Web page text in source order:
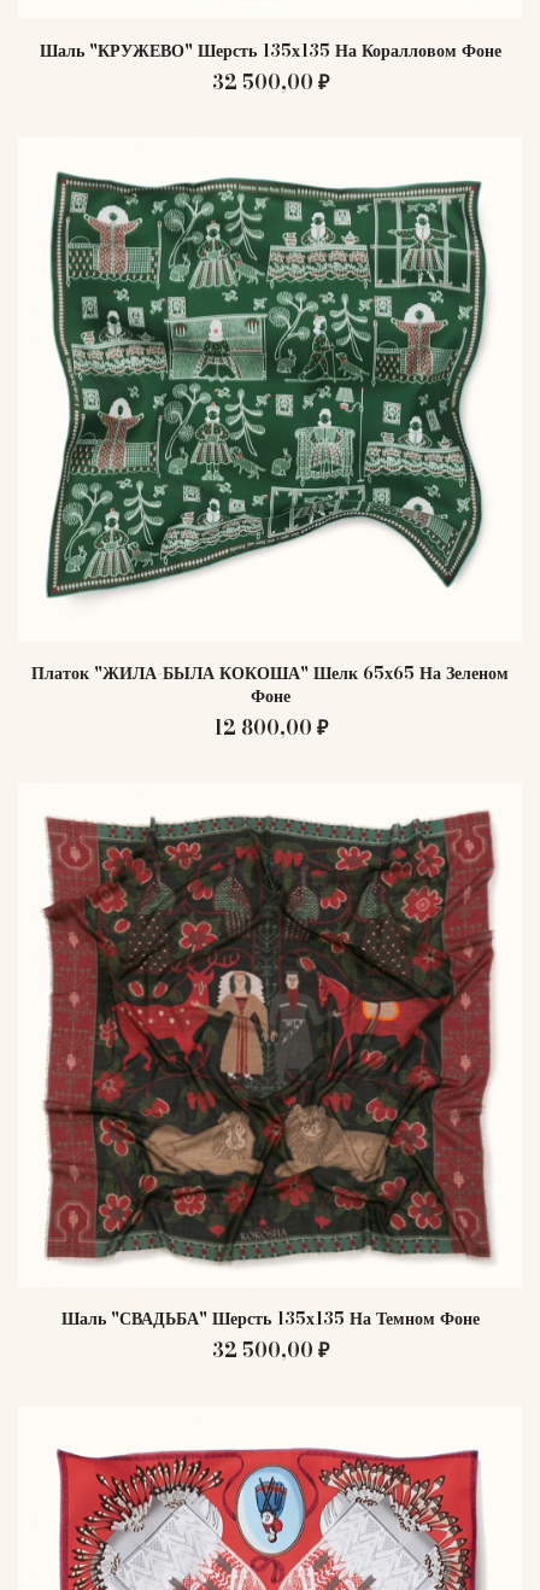
Шаль "КРУЖЕВО" Шерсть 135х135 На Коралловом Фоне
32 500,00 ₽
Платок "ЖИЛА-БЫЛА КОКОША" Шелк 65х65 На Зеленом
Фоне
12 800,00 ₽
Шаль "СВАДЬБА" Шерсть 135х135 На Темном Фоне
32 500,00 ₽